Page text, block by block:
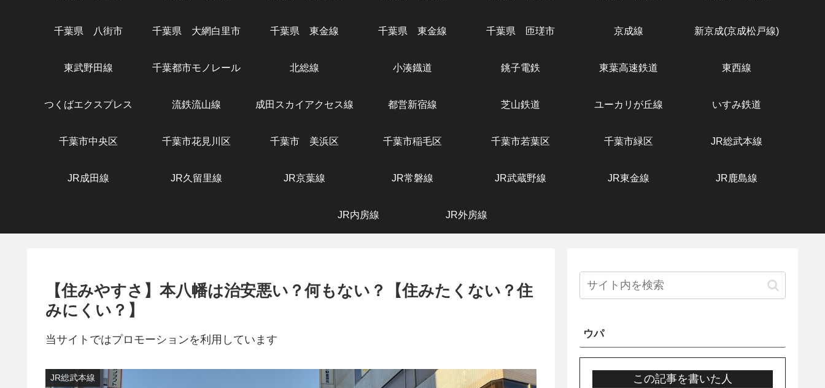
千葉県 八街市 千葉県 大網白里市 千葉県 東金線 千葉県 東金線 千葉県 匝瑳市 京成線 新京成(京成松戸線)
東武野田線 千葉都市モノレール 北総線 小湊鐡道 銚子電鉄 東葉高速鉄道 東西線
つくばエクスプレス 流鉄流山線 成田スカイアクセス線 都営新宿線 芝山鉄道 ユーカリが丘線 いすみ鉄道
千葉市中央区 千葉市花見川区 千葉市 美浜区 千葉市稲毛区 千葉市若葉区 千葉市緑区 JR総武本線
JR成田線 JR久留里線 JR京葉線 JR常磐線 JR武蔵野線 JR東金線 JR鹿島線
JR内房線 JR外房線
【住みやすさ】本八幡は治安悪い？何もない？【住みたくない？住
みにくい？】
当サイトではプロモーションを利用しています
JR総武本線
ウパ
この記事を書いた人